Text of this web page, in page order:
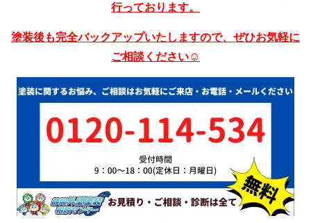
行っております。
塗装後も完全バックアップいたしますので、ぜひお気軽に
ご相談ください☺